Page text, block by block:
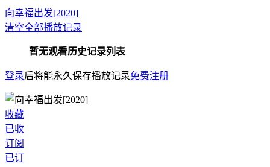
向幸福出发[2020]
清空全部播放记录
暂无观看历史记录列表
登录后将能永久保存播放记录免费注册
收藏
已收
订阅
已订